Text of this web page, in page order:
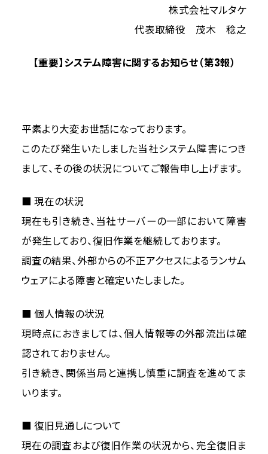
株式会社マルタケ
代表取締役 茂木 稔之
【重要】システム障害に関するお知らせ（第3報）
平素より大変お世話になっております。
このたび発生いたしました当社システム障害につき
まして、その後の状況についてご報告申し上げます。
■ 現在の状況
現在も引き続き、当社サーバーの一部において障害
が発生しており、復旧作業を継続しております。
調査の結果、外部からの不正アクセスによるランサム
ウェアによる障害と確定いたしました。
■ 個人情報の状況
現時点におきましては、個人情報等の外部流出は確
認されておりません。
引き続き、関係当局と連携し慎重に調査を進めてま
いります。
■ 復旧見通しについて
現在の調査および復旧作業の状況から、完全復旧ま